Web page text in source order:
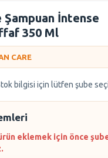
Şampuan İntense
350 Ml
CARE
bilgisi için lütfen şube
eklemek için önce